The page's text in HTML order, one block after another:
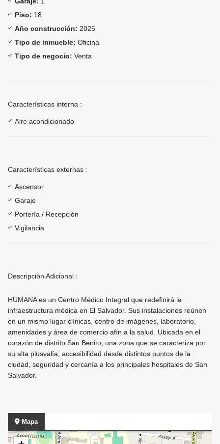
Piso: 18
Año construcción: 2025
Tipo de inmueble: Oficina
Tipo de negocio: Venta
Características interna :
Aire acondicionado
Características externas :
Ascensor
Garaje
Portería / Recepción
Vigilancia
Descripción Adicional :
HUMANA es un Centro Médico Integral que redefinirá la
infraestructura médica en El Salvador. Sus instalaciones reúnen
en un mismo lugar clínicas, centro de imágenes, laboratorio,
amenidades y área de comercio afín a la salud. Ubicada en el
corazón de distrito San Benito, una zona que se caracteriza por
su alta plusvalía, accesibilidad desde distintos puntos de la
ciudad, seguridad y cercanía a los principales hospitales de San
Salvador.
Mapa